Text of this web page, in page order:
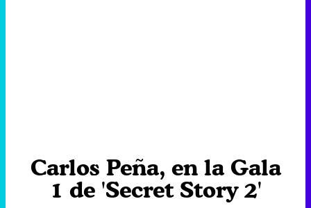
Carlos Peña, en la Gala
1 de 'Secret Story 2'